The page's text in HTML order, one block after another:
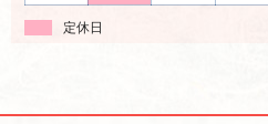
定休日